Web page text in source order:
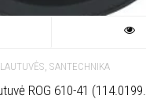
, SANTECHNIKA
ROG 610-41